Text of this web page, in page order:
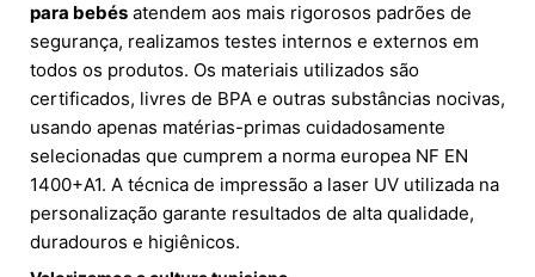
para bebés atendem aos mais rigorosos padrões de
segurança, realizamos testes internos e externos em
todos os produtos. Os materiais utilizados são
certificados, livres de BPA e outras substâncias nocivas,
usando apenas matérias-primas cuidadosamente
selecionadas que cumprem a norma europea NF EN
1400+A1. A técnica de impressão a laser UV utilizada na
personalização garante resultados de alta qualidade,
duradouros e higiênicos.